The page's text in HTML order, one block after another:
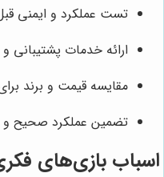
تست عملکرد و ایمنی
ارائه خدمات پشتیبانی
مقایسه قیمت و برند
تضمین عملکرد صحیح و
اسباب بازی‌های